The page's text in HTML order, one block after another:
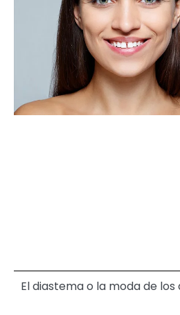
El diastema o la moda de